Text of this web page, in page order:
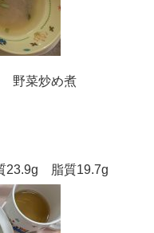
野菜炒め煮
23.9g 脂質19.7g